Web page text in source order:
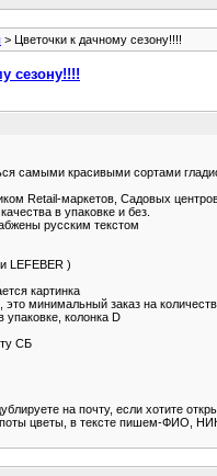
> Цветочки к дачному сезону!!!!
сезону!!!!
самыми красивыми сортами
Retail-маркетов, Садовых
в упаковке и без.
русским текстом
LEFEBER )
картинка
минимальный заказ на
колонка D
СБ
на почту, если хотите
цветы, в тексте пишем-ФИО,